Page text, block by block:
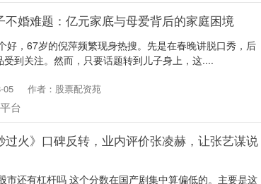
婚难题：亿元家底与母爱背后的家庭困境
好，67岁的倪萍频繁现身热搜。先是在春晚讲脱口秀，后
到关注。然而，只要话题转到儿子身上，这....
05 作者：股票配资苑
台
火》口碑反转，业内评价张凌赫，让张艺谋说
市还有杠杆吗 这个分数在国产剧集中算偏低的。主要是这